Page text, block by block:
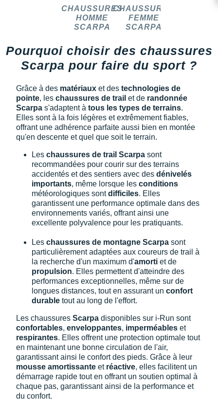
CHAUSSURES
HOMME
SCARPA
CHAUSSURES
FEMME
SCARPA
Pourquoi choisir des chaussures
Scarpa pour faire du sport ?
Grâce à des matériaux et des technologies de
pointe, les chaussures de trail et de randonnée
Scarpa s'adaptent à tous les types de terrains.
Elles sont à la fois légères et extrêmement fiables,
offrant une adhérence parfaite aussi bien en montée
qu'en descente et quel que soit le terrain.
Les chaussures de trail Scarpa sont
recommandées pour courir sur des terrains
accidentés et des sentiers avec des dénivelés
importants, même lorsque les conditions
météorologiques sontdifficiles. Elles
garantissent une performance optimale dans des
environnements variés, offrant ainsi une
excellente polyvalence pour les pratiquants.
Les chaussures de montagne Scarpa sont
particulièrement adaptées aux coureurs de trail à
la recherche d'un maximum d'amorti et de
propulsion. Elles permettent d'atteindre des
performances exceptionnelles, même sur de
longues distances, tout en assurant un confort
durable tout au long de l'effort.
Les chaussures Scarpa disponibles sur i-Run sont
confortables, enveloppantes, imperméables et
respirantes. Elles offrent une protection optimale tout
en maintenant une bonne circulation de l'air,
garantissant ainsi le confort des pieds. Grâce à leur
mousse amortissante et réactive, elles facilitent un
démarrage rapide tout en offrant un soutien optimal à
chaque pas, garantissant ainsi de la performance et
du confort.